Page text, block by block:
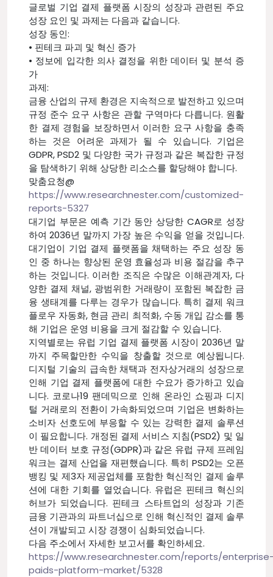
글로벌 기업 결제 플랫폼 시장의 성장과 관련된 주요
성장 요인 및 과제는 다음과 같습니다.
성장 동인:
• 핀테크 파괴 및 혁신 증가
• 정보에 입각한 의사 결정을 위한 데이터 및 분석 증
가
과제:
금융 산업의 규제 환경은 지속적으로 발전하고 있으며
규정 준수 요구 사항은 관할 구역마다 다릅니다. 원활
한 결제 경험을 보장하면서 이러한 요구 사항을 충족
하는 것은 어려운 과제가 될 수 있습니다. 기업은
GDPR, PSD2 및 다양한 국가 규정과 같은 복잡한 규정
을 탐색하기 위해 상당한 리소스를 할당해야 합니다.
맞춤요청@
https://www.researchnester.com/customized-
reports-5327
대기업 부문은 예측 기간 동안 상당한 CAGR로 성장
하여 2036년 말까지 가장 높은 수익을 얻을 것입니다.
대기업이 기업 결제 플랫폼을 채택하는 주요 성장 동
인 중 하나는 향상된 운영 효율성과 비용 절감을 추구
하는 것입니다. 이러한 조직은 수많은 이해관계자, 다
양한 결제 채널, 광범위한 거래량이 포함된 복잡한 금
융 생태계를 다루는 경우가 많습니다. 특히 결제 워크
플로우 자동화, 현금 관리 최적화, 수동 개입 감소를 통
해 기업은 운영 비용을 크게 절감할 수 있습니다.
지역별로는 유럽 기업 결제 플랫폼 시장이 2036년 말
까지 주목할만한 수익을 창출할 것으로 예상됩니다.
디지털 기술의 급속한 채택과 전자상거래의 성장으로
인해 기업 결제 플랫폼에 대한 수요가 증가하고 있습
니다. 코로나19 팬데믹으로 인해 온라인 쇼핑과 디지
털 거래로의 전환이 가속화되었으며 기업은 변화하는
소비자 선호도에 부응할 수 있는 강력한 결제 솔루션
이 필요합니다. 개정된 결제 서비스 지침(PSD2) 및 일
반 데이터 보호 규정(GDPR)과 같은 유럽 규제 프레임
워크는 결제 산업을 재편했습니다. 특히 PSD2는 오픈
뱅킹 및 제3자 제공업체를 포함한 혁신적인 결제 솔루
션에 대한 기회를 열었습니다. 유럽은 핀테크 혁신의
허브가 되었습니다. 핀테크 스타트업의 성장과 기존
금융 기관과의 파트너십으로 인해 혁신적인 결제 솔루
션이 개발되고 시장 경쟁이 심화되었습니다.
다음 주소에서 자세한 보고서를 확인하세요.
https://www.researchnester.com/reports/
paids-platform-market/5328